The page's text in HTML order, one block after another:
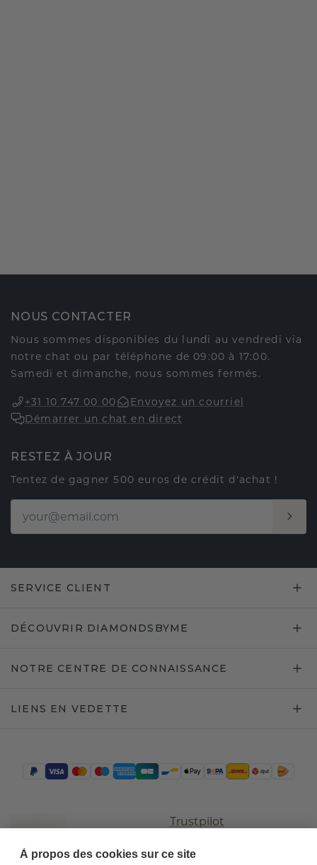
NOUS CONTACTER
Nous sommes disponibles du lundi au vendredi via
notre chat ou par téléphone de 09:00 à 17:00.
Samedi et dimanche, nous sommes fermés.
+31 10 747 00 00
Envoyez un courriel
Démarrer un chat en direct
RESTEZ À JOUR
Tentez de gagner 500 euros de crédit d'achat !
SERVICE CLIENT
DÉCOUVRIR DIAMONDSBYME
NOTRE CENTRE DE CONNAISSANCE
LIENS EN VEDETTE
Trustpilot
À propos des cookies sur ce site